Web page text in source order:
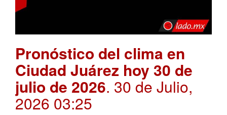
Pronóstico del clima en
Ciudad Juárez hoy 30 de
julio de 2026. 30 de Julio,
2026 03:25